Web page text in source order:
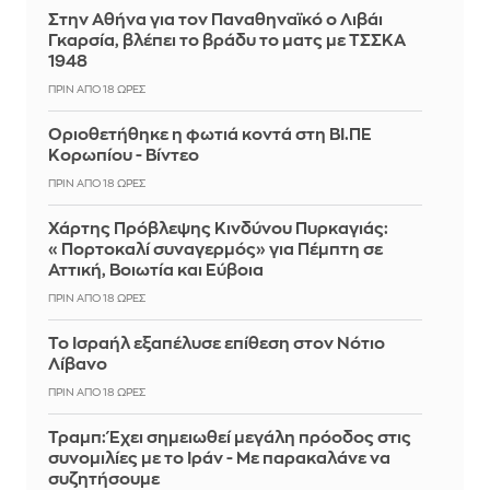
Στην Αθήνα για τον Παναθηναϊκό ο Λιβάι
Γκαρσία, βλέπει το βράδυ το ματς με ΤΣΣΚΑ
1948
ΠΡΙΝ ΑΠΌ 18 ΏΡΕΣ
Οριοθετήθηκε η φωτιά κοντά στη ΒΙ.ΠΕ
Κορωπίου - Βίντεο
ΠΡΙΝ ΑΠΌ 18 ΏΡΕΣ
Χάρτης Πρόβλεψης Κινδύνου Πυρκαγιάς:
«Πορτοκαλί συναγερμός» για Πέμπτη σε
Αττική, Βοιωτία και Εύβοια
ΠΡΙΝ ΑΠΌ 18 ΏΡΕΣ
Το Ισραήλ εξαπέλυσε επίθεση στον Νότιο
Λίβανο
ΠΡΙΝ ΑΠΌ 18 ΏΡΕΣ
Τραμπ: Έχει σημειωθεί μεγάλη πρόοδος στις
συνομιλίες με το Ιράν - Με παρακαλάνε να
συζητήσουμε